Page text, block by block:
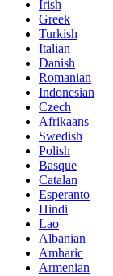
Irish
Greek
Turkish
Italian
Danish
Romanian
Indonesian
Czech
Afrikaans
Swedish
Polish
Basque
Catalan
Esperanto
Hindi
Lao
Albanian
Amharic
Armenian